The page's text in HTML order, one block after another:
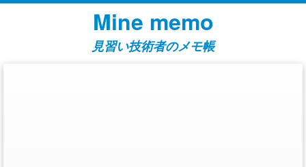
コ
ン
Mine memo
見習い技術者のメモ帳